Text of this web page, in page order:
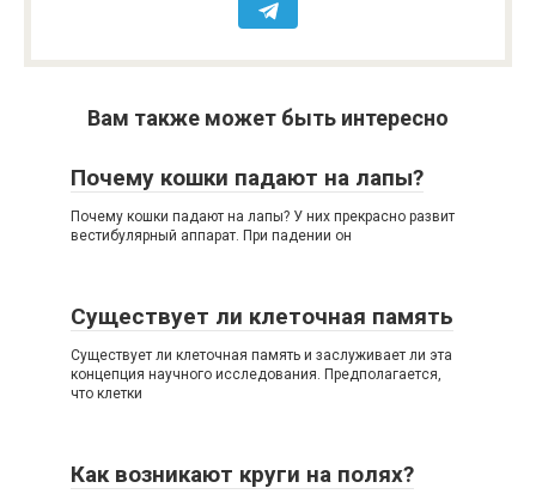
Вам также может быть интересно
Почему кошки падают на лапы?
Почему кошки падают на лапы? У них прекрасно развит
вестибулярный аппарат. При падении он
Существует ли клеточная память
Существует ли клеточная память и заслуживает ли эта
концепция научного исследования. Предполагается,
что клетки
Как возникают круги на полях?